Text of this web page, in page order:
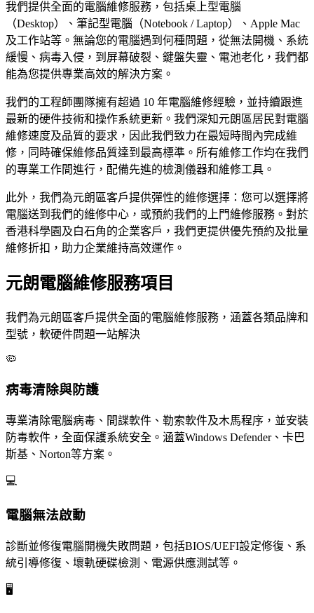
我們提供全面的電腦維修服務，包括桌上型電腦
（Desktop）、筆記型電腦（Notebook / Laptop）、Apple Mac
及工作站等。無論您的電腦遇到何種問題，從無法開機、系統
緩慢、病毒入侵，到屏幕破裂、鍵盤失靈、電池老化，我們都
能為您提供專業高效的解決方案。
我們的工程師團隊擁有超過 10 年電腦維修經驗，並持續跟進
最新的硬件技術和操作系統更新。我們深知元朗區居民對電腦
維修速度及品質的要求，因此我們致力在最短時間內完成維
修，同時確保維修品質達到最高標準。所有維修工作均在我們
的專業工作間進行，配備先進的檢測儀器和維修工具。
此外，我們為元朗區客戶提供彈性的維修選擇：您可以選擇將
電腦送到我們的維修中心，或預約我們的上門維修服務。對於
香港科學園及白石角的企業客戶，我們更提供優先預約及批量
維修折扣，助力企業維持高效運作。
元朗電腦維修服務項目
我們為元朗區客戶提供全面的電腦維修服務，涵蓋各類品牌和
型號，軟硬件問題一站解決
🦠
病毒清除與防護
專業清除電腦病毒、間諜軟件、勒索軟件及木馬程序，並安裝
防毒軟件，全面保護系統安全。涵蓋Windows Defender、卡巴
斯基、Norton等方案。
💻
電腦無法啟動
診斷並修復電腦開機失敗問題，包括BIOS/UEFI設定修復、系
統引導修復、壞軌硬碟檢測、電源供應測試等。
🖥️